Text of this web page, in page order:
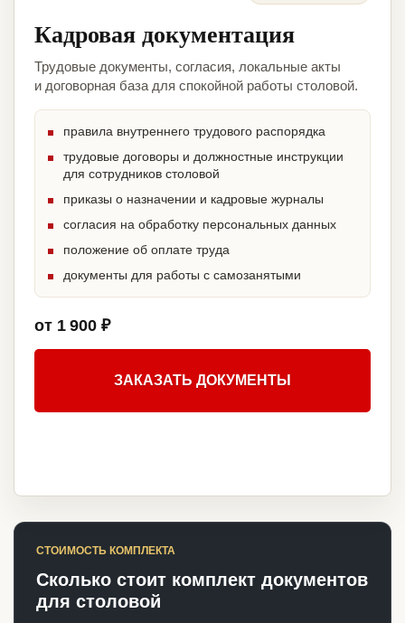
Кадровая документация
Трудовые документы, согласия, локальные акты
и договорная база для спокойной работы столовой.
правила внутреннего трудового распорядка
трудовые договоры и должностные инструкции
для сотрудников столовой
приказы о назначении и кадровые журналы
согласия на обработку персональных данных
положение об оплате труда
документы для работы с самозанятыми
от 1 900 ₽
ЗАКАЗАТЬ ДОКУМЕНТЫ
СТОИМОСТЬ КОМПЛЕКТА
Сколько стоит комплект документов
для столовой